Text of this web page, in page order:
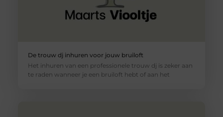
De trouw dj inhuren voor jouw bruiloft
Het inhuren van een professionele trouw dj is zeker aan
te raden wanneer je een bruiloft hebt of aan het